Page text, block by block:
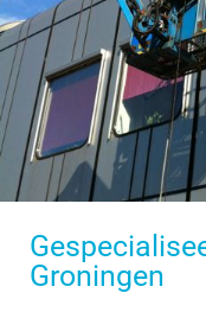
Groningen